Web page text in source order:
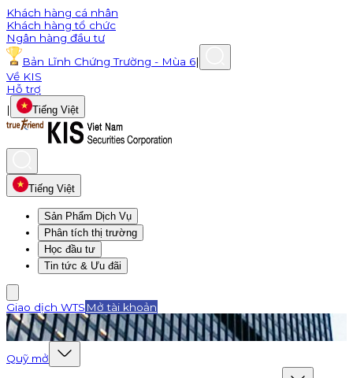
Khách hàng cá nhân
Khách hàng tổ chức
Ngân hàng đầu tư
Bản Lĩnh Chứng Trường - Mùa 6|
Về KIS
Hỗ trợ
|
Tiếng Việt
Tiếng Việt
Sản Phẩm Dịch Vụ
Phân tích thị trường
Học đầu tư
Tin tức & Ưu đãi
Giao dịch WTS Mở tài khoản
Quỹ mở